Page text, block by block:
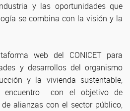
y las oportunidades que
se combina con la visión y la
web del CONICET para
y desarrollos del organismo
y la vivienda sustentable,
encuentro con el objetivo de
alianzas con el sector público,